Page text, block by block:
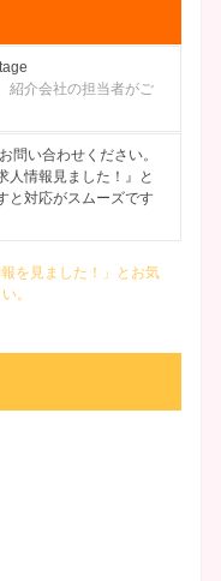
紹介会社の担当者がご
問い合わせください。
人情報見ました！』と
と対応がスムーズです
を見ました！」とお気
。